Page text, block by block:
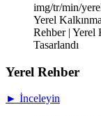
img/tr/min/
Yerel
Rehber | Yerel
Tasarlandı
Yerel Rehber
► İnceleyin